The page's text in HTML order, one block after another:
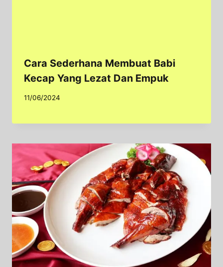
Cara Sederhana Membuat Babi
Kecap Yang Lezat Dan Empuk
11/06/2024